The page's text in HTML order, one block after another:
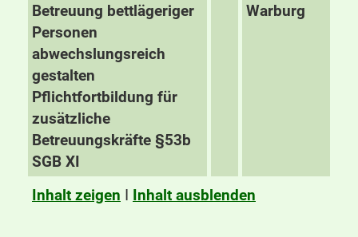
Betreuung bettlägeriger
Personen
abwechslungsreich
gestalten
Pflichtfortbildung für
zusätzliche
Betreuungskräfte §53b
SGB XI
Warburg
Inhalt zeigen I Inhalt ausblenden